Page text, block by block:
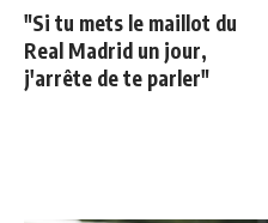
"Si tu mets le maillot du
Real Madrid un jour,
j'arrête de te parler"